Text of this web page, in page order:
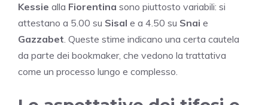
Kessie alla Fiorentina sono piuttosto variabili: si
attestano a 5.00 su Sisal e a 4.50 su Snai e
Gazzabet. Queste stime indicano una certa cautela
da parte dei bookmaker, che vedono la trattativa
come un processo lungo e complesso.